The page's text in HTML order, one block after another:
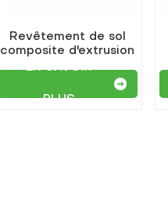
Revêtement de sol
composite d'extrusion
nouvelle technologie
PLUS